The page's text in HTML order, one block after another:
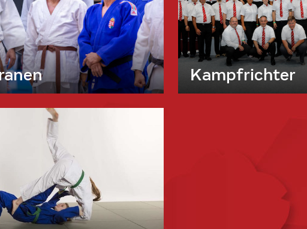
Kampfrichter